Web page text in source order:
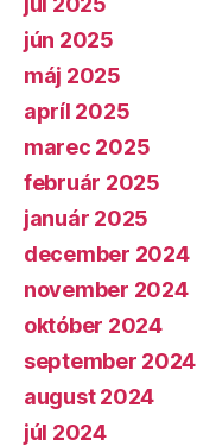
jún 2025
máj 2025
apríl 2025
marec 2025
február 2025
január 2025
december 2024
november 2024
október 2024
september 2024
august 2024
júl 2024